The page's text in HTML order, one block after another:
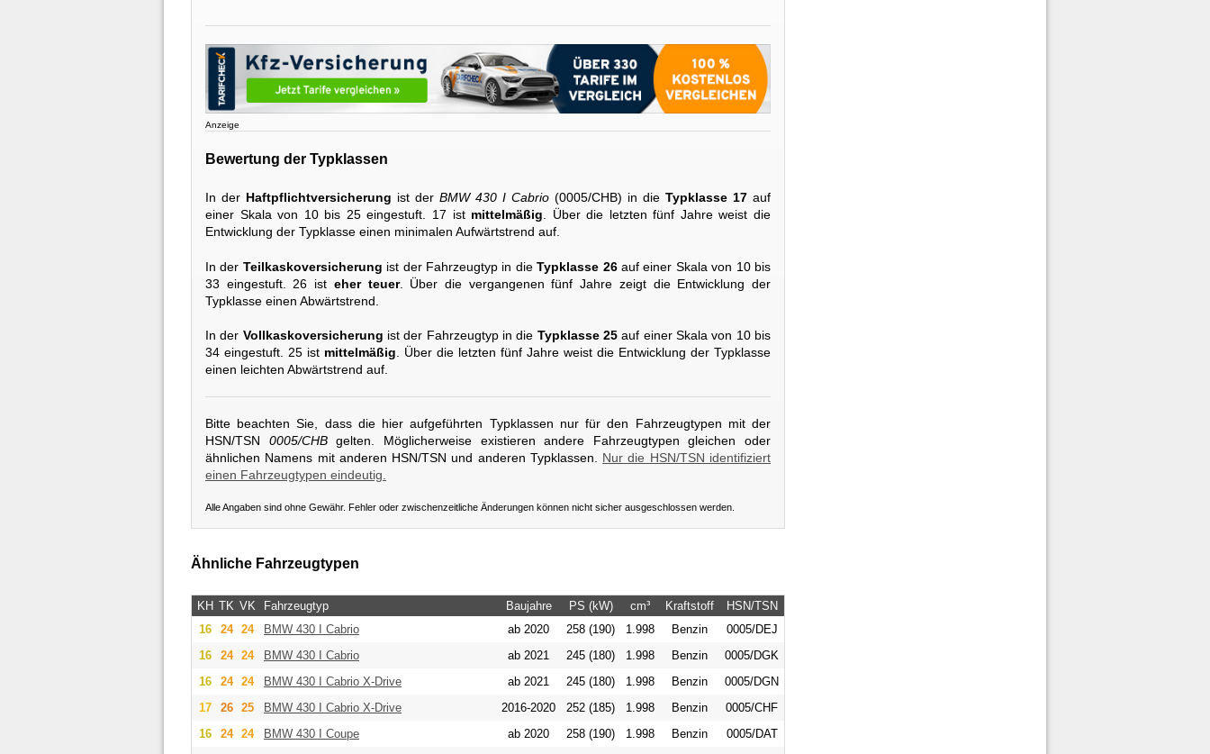
Anzeige
Bewertung der Typklassen
In der Haftpflichtversicherung ist der BMW 430 I Cabrio (0005/CHB) in die Typklasse 17 auf
einer Skala von 10 bis 25 eingestuft. 17 ist mittelmäßig . Über die letzten fünf Jahre weist die
Entwicklung der Typklasse einen minimalen Aufwärtstrend auf.
In der Teilkaskoversicherung ist der Fahrzeugtyp in dieTypklasse 26auf einer Skala von 10 bis
33 eingestuft. 26 ist eher teuer. Über die vergangenen fünf Jahre zeigt die Entwicklung der
Typklasse einen Abwärtstrend.
In der Vollkaskoversicherung ist der Fahrzeugtyp in die Typklasse 25 auf einer Skala von 10 bis
34 eingestuft. 25 ist mittelmäßig. Über die letzten fünf Jahre weist die Entwicklung der Typklasse
einen leichten Abwärtstrend auf.
Bitte beachten Sie, dass die hier aufgeführten Typklassen nur für den Fahrzeugtypen mit der
HSN/TSN 0005/CHBgelten. Möglicherweise existieren andere Fahrzeugtypen gleichen oder
ähnlichen Namens mit anderen HSN/TSN und anderen Typklassen. Nur die HSN/TSN identifiziert
einen Fahrzeugtypen eindeutig.
Alle Angaben sind ohne Gewähr. Fehler oder zwischenzeitliche Änderungen können nicht sicher ausgeschlossen werden.
Ähnliche Fahrzeugtypen
KH TK VK Fahrzeugtyp Baujahre PS (kW) cm³ Kraftstoff
HSN/TSN
16
24 24 BMW 430 I Cabrio ab 2020 258 (190) 1.998 Benzin
0005/DEJ
16
24 24 BMW 430 I Cabrio ab 2021 245 (180) 1.998 Benzin
0005/DGK
16
24 24 BMW 430 I Cabrio X-Drive ab 2021 245 (180) 1.998 Benzin
0005/DGN
17
26 25 BMW 430 I Cabrio X-Drive 2016-2020 252 (185) 1.998 Benzin
0005/CHF
16
24 24 BMW 430 I Coupe ab 2020 258 (190) 1.998 Benzin
0005/DAT